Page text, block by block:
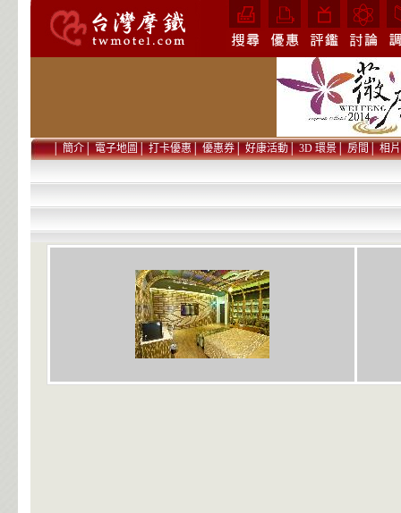
│簡介│電子地圖│打卡優惠│優惠券│好康活動│3D 環景│房間│相片